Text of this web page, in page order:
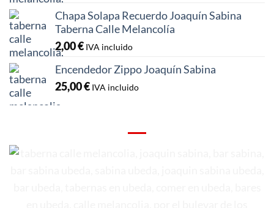
Chapa Solapa Recuerdo Joaquín Sabina
Taberna Calle Melancolía
2,00€ IVA incluido
Encendedor Zippo Joaquín Sabina
25,00€ IVA incluido